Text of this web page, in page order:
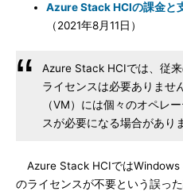
Azure Stack HCIの課金と
（2021年8月11日）
Azure Stack HCIでは、従
ライセンスは必要ありませ
（VM）には個々のオペレ
スが必要になる場合があり
Azure Stack HCIではWindows
のライセンスが不要という誤っ